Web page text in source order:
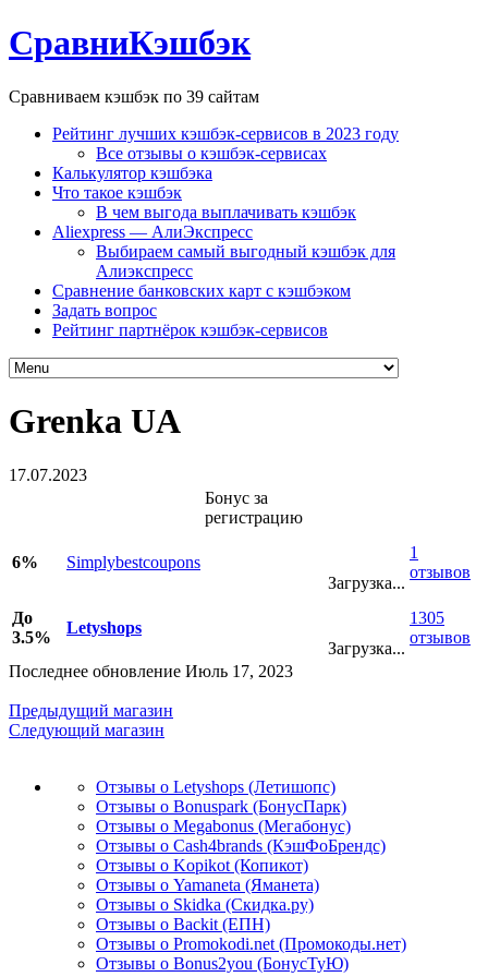
СравниКэшбэк
Сравниваем кэшбэк по 39 сайтам
Рейтинг лучших кэшбэк-сервисов в 2023 году
Все отзывы о кэшбэк-сервисах
Калькулятор кэшбэка
Что такое кэшбэк
В чем выгода выплачивать кэшбэк
Aliexpress — АлиЭкспресс
Выбираем самый выгодный кэшбэк для
Алиэкспресс
Сравнение банковских карт с кэшбэком
Задать вопрос
Рейтинг партнёрок кэшбэк-сервисов
Grenka UA
17.07.2023
Бонус за
регистрацию
6%
Simplybestcoupons
Загрузка...
1
отзывов
До
3.5%
Letyshops
Загрузка...
1305
отзывов
Последнее обновление Июль 17, 2023
Предыдущий магазин
Следующий магазин
Отзывы о Letyshops (Летишопс)
Отзывы о Bonuspark (БонусПарк)
Отзывы о Megabonus (Мегабонус)
Отзывы о Cash4brands (КэшФоБрендс)
Отзывы о Kopikot (Копикот)
Отзывы о Yamaneta (Яманета)
Отзывы о Skidka (Скидка.ру)
Отзывы о Backit (ЕПН)
Отзывы о Promokodi.net (Промокоды.нет)
Отзывы о Bonus2you (БонусТуЮ)